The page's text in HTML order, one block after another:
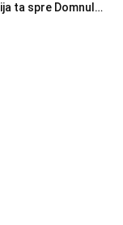
ta spre Domnul…